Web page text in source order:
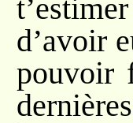
d’avoir
pouvoir